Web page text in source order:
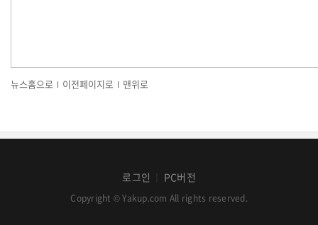
뉴스홈으로 이전페이지로 맨위로
로그인 PC버전
Copyright © Yakup.com All rights reserved.